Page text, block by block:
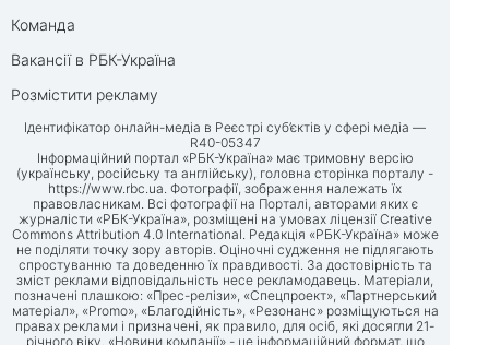
Команда
Вакансії в РБК-Україна
Розмістити рекламу
Ідентифікатор онлайн-медіа в Реєстрі суб’єктів у сфері медіа —
R40-05347
Інформаційний портал «РБК-Україна» має тримовну версію
(українську, російську та англійську), головна сторінка порталу -
https://www.rbc.ua . Фотографії, зображення належать їх
правовласникам. Всі фотографії на Порталі, авторами яких є
журналісти «РБК-Україна», розміщені на умовах ліцензії Creative
Commons Attribution 4.0 International. Редакція «РБК-Україна» може
не поділяти точку зору авторів. Оціночні судження не підлягають
спростуванню та доведенню їх правдивості. За достовірність та
зміст реклами відповідальність несе рекламодавець. Матеріали,
позначені плашкою: «Прес-релізи», «Спецпроект», «Партнерський
матеріал», «Promo», «Благодійність», «Резонанс» розміщуються на
правах реклами і призначені, як правило, для осіб, які досягли 21-
річного віку. «Новини компанії» - це інформаційний формат, що